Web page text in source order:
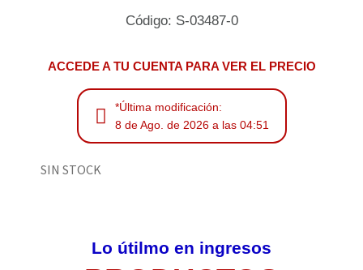
Código: S-03487-0
ACCEDE A TU CUENTA PARA VER EL PRECIO
*Última modificación:
8 de Ago. de 2026 a las 04:51
SIN STOCK
Lo útilmo en ingresos